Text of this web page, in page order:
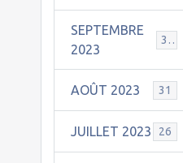
SEPTEMBRE
2023
30
AOÛT 2023 31
JUILLET 2023 26